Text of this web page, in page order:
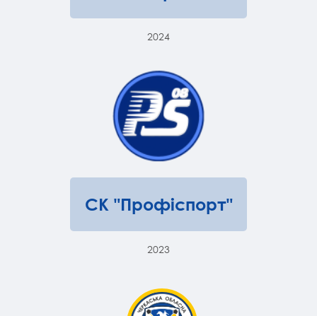
2024
СК "Профіспорт"
2023